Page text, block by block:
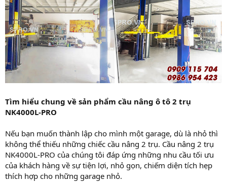
Tìm hiểu chung về sản phẩm cầu nâng ô tô 2 trụ
NK4000L-PRO
Nếu bạn muốn thành lập cho mình một garage, dù là nhỏ thì
không thể thiếu những chiếc cầu nâng 2 trụ. Cầu nâng 2 trụ
NK4000L-PRO của chúng tôi đáp ứng những nhu cầu tối ưu
của khách hàng về sự tiện lợi, nhỏ gọn, chiếm diện tích hẹp
thích hợp cho những garage nhỏ.